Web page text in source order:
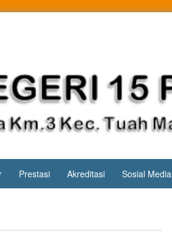
Prestasi Akreditasi Sosial Media